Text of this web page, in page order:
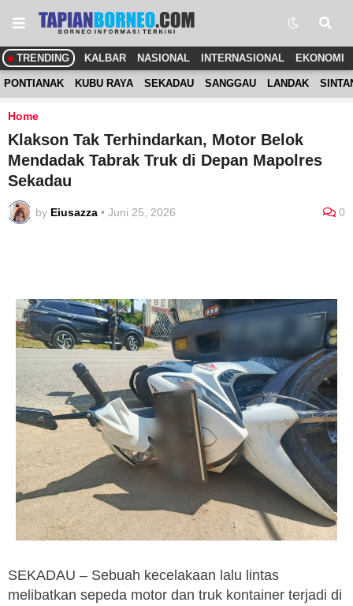
TRENDING KALBAR NASIONAL INTERNASIONAL EKONOMI
PONTIANAK KUBU RAYA SEKADAU SANGGAU LANDAK
Home
Klakson Tak Terhindarkan, Motor Belok
Mendadak Tabrak Truk di Depan Mapolres
Sekadau
by Eiusazza • Juni 25, 2026 0
SEKADAU – Sebuah kecelakaan lalu lintas
melibatkan sepeda motor dan truk kontainer terjadi di